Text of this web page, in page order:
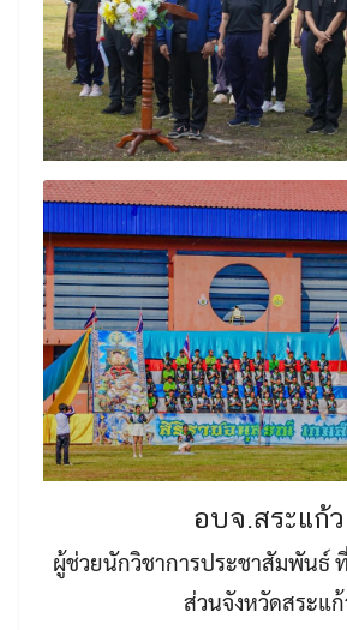
อบจ.สระแก้ว
ผู้ช่วยนักวิชาการประชาสัมพันธ์
ส่วนจังหวัดสระแก้